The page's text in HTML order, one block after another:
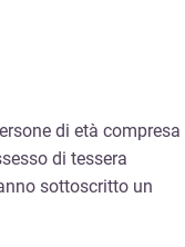
di età compresa
di tessera
sottoscritto un